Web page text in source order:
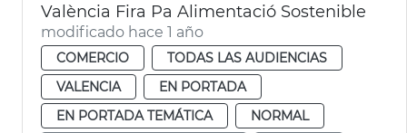
València Fira Pa Alimentació Sostenible
modificado hace 1 año
COMERCIO
TODAS LAS AUDIENCIAS
VALENCIA
EN PORTADA
EN PORTADA TEMÁTICA
NORMAL